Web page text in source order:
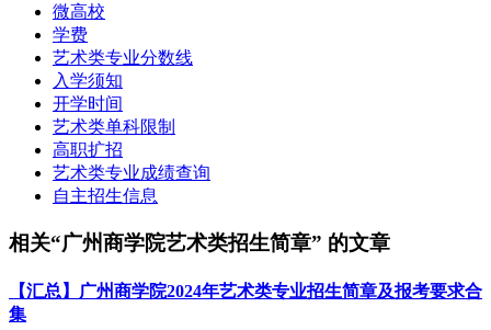
微高校
学费
艺术类专业分数线
入学须知
开学时间
艺术类单科限制
高职扩招
艺术类专业成绩查询
自主招生信息
相关“广州商学院艺术类招生简章” 的文章
【汇总】广州商学院2024年艺术类专业招生简章及报考要求合
集